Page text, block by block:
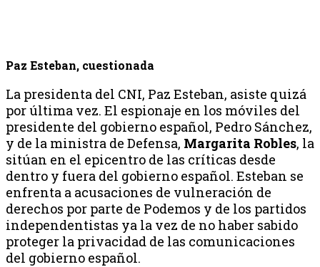
Paz Esteban, cuestionada
La presidenta del CNI, Paz Esteban, asiste quizá
por última vez. El espionaje en los móviles del
presidente del gobierno español, Pedro Sánchez,
y de la ministra de Defensa, Margarita Robles, la
sitúan en el epicentro de las críticas desde
dentro y fuera del gobierno español. Esteban se
enfrenta a acusaciones de vulneración de
derechos por parte de Podemos y de los partidos
independentistas ya la vez de no haber sabido
proteger la privacidad de las comunicaciones
del gobierno español.